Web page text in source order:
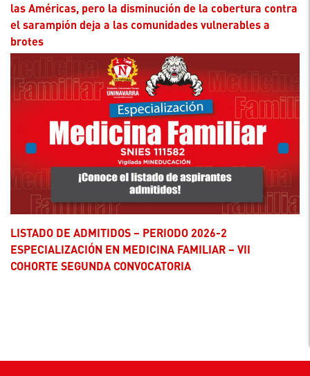
las Américas, pero la disminución de la cobertura contra
el sarampión deja a las comunidades vulnerables a
brotes
LISTADO DE ADMITIDOS – PERIODO 2026-2
ESPECIALIZACIÓN EN MEDICINA FAMILIAR – VII
COHORTE SEGUNDA CONVOCATORIA